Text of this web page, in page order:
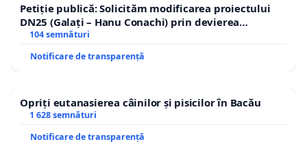
Petiție publică: Solicităm modificarea proiectului
DN25 (Galați – Hanu Conachi) prin devierea
traseului în afara localităților!
104 semnături
Notificare de transparență
Opriți eutanasierea câinilor și pisicilor în Bacău
1 628 semnături
Notificare de transparență